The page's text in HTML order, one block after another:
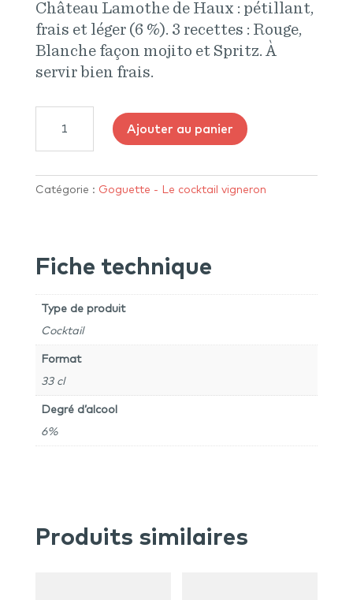
Château Lamothe de Haux : pétillant,
frais et léger (6 %). 3 recettes : Rouge,
Blanche façon mojito et Spritz. À
servir bien frais.
Goguette
Ajouter au panier
Catégorie : Goguette - Le cocktail vigneron
Fiche technique
Type de produit
Cocktail
Format
33 cl
Degré d’alcool
6%
Produits similaires